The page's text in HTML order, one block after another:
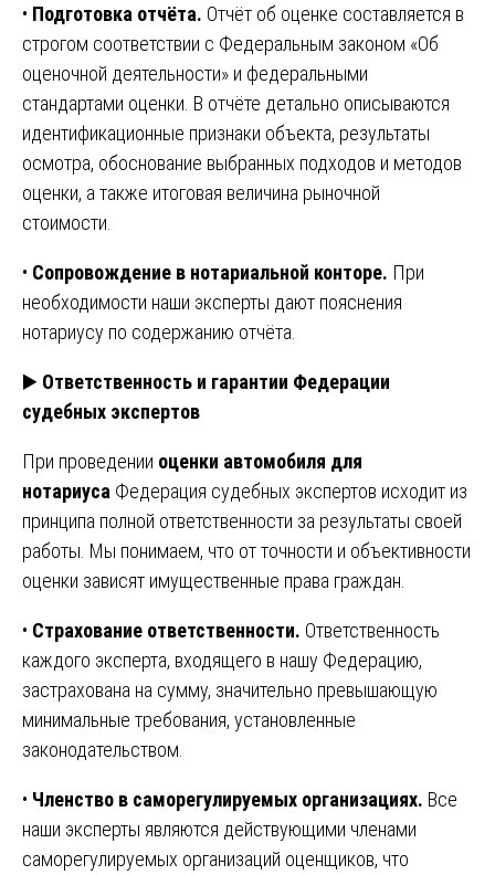
• Подготовка отчёта. Отчёт об оценке составляется в
строгом соответствии с Федеральным законом «Об
оценочной деятельности» и федеральными
стандартами оценки. В отчёте детально описываются
идентификационные признаки объекта, результаты
осмотра, обоснование выбранных подходов и методов
оценки, а также итоговая величина рыночной
стоимости.
• Сопровождение в нотариальной конторе. При
необходимости наши эксперты дают пояснения
нотариусу по содержанию отчёта.
▶️ Ответственность и гарантии Федерации
судебных экспертов
При проведении оценки автомобиля для
нотариуса Федерация судебных экспертов исходит из
принципа полной ответственности за результаты своей
работы. Мы понимаем, что от точности и объективности
оценки зависят имущественные права граждан.
• Страхование ответственности. Ответственность
каждого эксперта, входящего в нашу Федерацию,
застрахована на сумму, значительно превышающую
минимальные требования, установленные
законодательством.
• Членство в саморегулируемых организациях. Все
наши эксперты являются действующими членами
саморегулируемых организаций оценщиков, что